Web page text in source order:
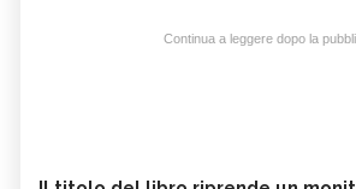
Continua a leggere dopo la